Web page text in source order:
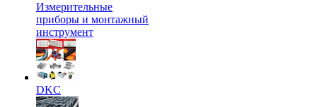
Измерительные
приборы и монтажный
инструмент
DKC